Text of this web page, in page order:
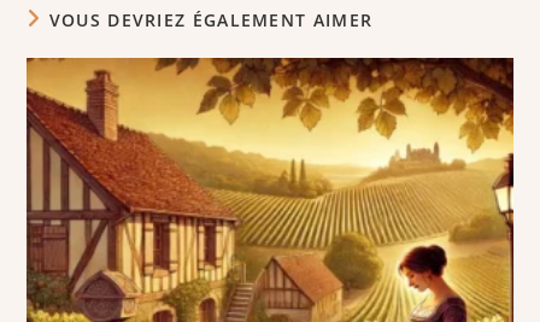
VOUS DEVRIEZ ÉGALEMENT AIMER